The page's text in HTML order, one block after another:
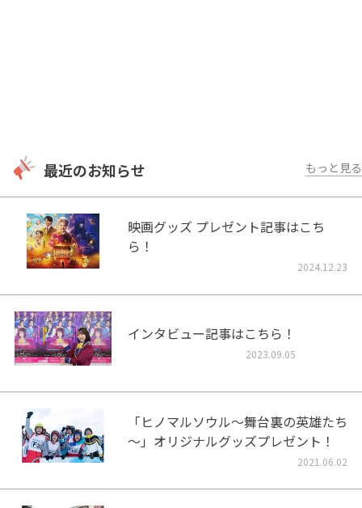
最近のお知らせ もっと見る
映画グッズ プレゼント記事はこち
ら！
2024.12.23
インタビュー記事はこちら！
2023.09.05
「ヒノマルソウル～舞台裏の英雄たち
～」オリジナルグッズプレゼント！
2021.06.02